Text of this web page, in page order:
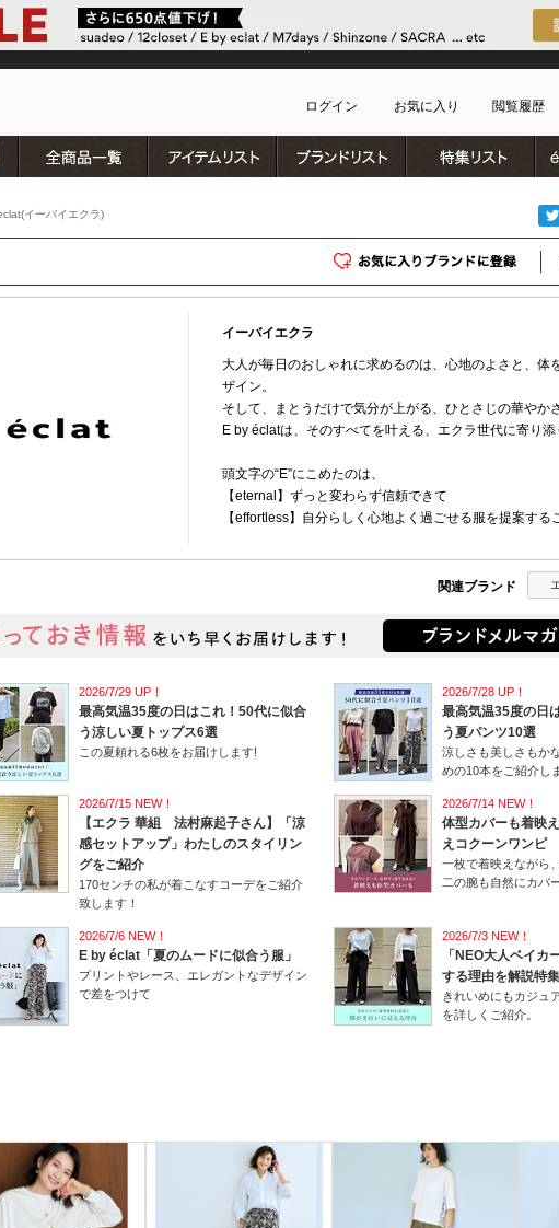
ログイン お気に入り 閲覧履歴
イーバイエクラ)
お
イーバイエクラ
大人が毎日のおしゃれに求めるのは、心地のよさと、体
ザイン。
そして、まとうだけで気分が上がる、ひとさじの華やか
E by éclatは、そのすべてを叶える、エクラ世代に寄り添
頭文字の“E”にこめたのは、
【eternal】ずっと変わらず信頼できて
【effortless】自分らしく心地よく過ごせる服を提案する
【enchanted】魅了される上質ワードローブをお届けし
関連ブランド
2026/7/29 UP！
最高気温35度の日はこれ！50代に似合
う涼しい夏トップス6選
この夏頼れる6枚をお届けします!
2026/7/28 UP！
最高気温35度の日
う夏パンツ10選
涼しさも美しさもか
めの10本をご紹介し
2026/7/15 NEW！
【エクラ 華組 法村麻起子さん】「涼
感セットアップ」わたしのスタイリン
グをご紹介
170センチの私が着こなすコーデをご紹介
致します！
2026/7/14 NEW！
体型カバーも着映
えコクーンワンピ
一枚で着映えながら
二の腕も自然にカバー
2026/7/6 NEW！
E by éclat「夏のムードに似合う服」
プリントやレース、エレガントなデザイン
で差をつけて
2026/7/3 NEW！
「NEO大人ベイカ
する理由を解説特集
きれいめにもカジュ
を詳しくご紹介。